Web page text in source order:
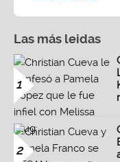
Las más leidas
1
2